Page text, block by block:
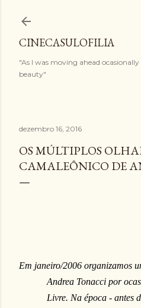
CINECASULOFILIA
"As I was moving ahead
beauty"
dezembro 16, 2016
OS MÚLTIPLOS
CAMALEÔNICO DE
Em janeiro/2006 organizamos
Andrea Tonacci por
Livre. Na época - antes